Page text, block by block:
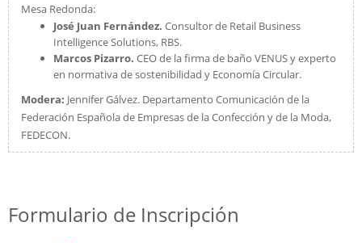
Mesa Redonda:
José Juan Fernández. Consultor de Retail Business
Intelligence Solutions, RBS.
Marcos Pizarro. CEO de la firma de baño VENUS y experto
en normativa de sostenibilidad y Economía Circular.
Modera: Jennifer Gálvez. Departamento Comunicación de la
Federación Española de Empresas de la Confección y de la Moda,
FEDECON.
Formulario de Inscripción